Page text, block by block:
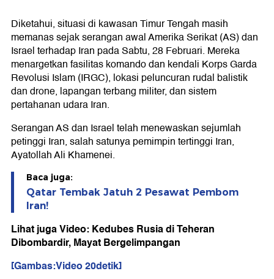
Diketahui, situasi di kawasan Timur Tengah masih
memanas sejak serangan awal Amerika Serikat (AS) dan
Israel terhadap Iran pada Sabtu, 28 Februari. Mereka
menargetkan fasilitas komando dan kendali Korps Garda
Revolusi Islam (IRGC), lokasi peluncuran rudal balistik
dan drone, lapangan terbang militer, dan sistem
pertahanan udara Iran.
Serangan AS dan Israel telah menewaskan sejumlah
petinggi Iran, salah satunya pemimpin tertinggi Iran,
Ayatollah Ali Khamenei.
Baca juga:
Qatar Tembak Jatuh 2 Pesawat Pembom
Iran!
Lihat juga Video: Kedubes Rusia di Teheran
Dibombardir, Mayat Bergelimpangan
[Gambas:Video 20detik]